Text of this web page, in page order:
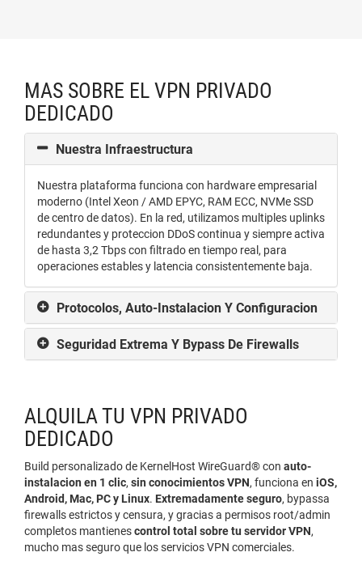
MAS SOBRE EL VPN PRIVADO
DEDICADO
Nuestra Infraestructura
Nuestra plataforma funciona con hardware empresarial
moderno (Intel Xeon / AMD EPYC, RAM ECC, NVMe SSD
de centro de datos). En la red, utilizamos multiples uplinks
redundantes y proteccion DDoS continua y siempre activa
de hasta 3,2 Tbps con filtrado en tiempo real, para
operaciones estables y latencia consistentemente baja.
Protocolos, Auto-Instalacion Y Configuracion
Seguridad Extrema Y Bypass De Firewalls
ALQUILA TU VPN PRIVADO
DEDICADO
Build personalizado de KernelHost WireGuard® con auto-
instalacion en 1 clic, sin conocimientos VPN, funciona en iOS,
Android, Mac, PC y Linux. Extremadamente seguro, bypassa
firewalls estrictos y censura, y gracias a permisos root/admin
completos mantienescontrol total sobre tu servidor VPN,
mucho mas seguro que los servicios VPN comerciales.